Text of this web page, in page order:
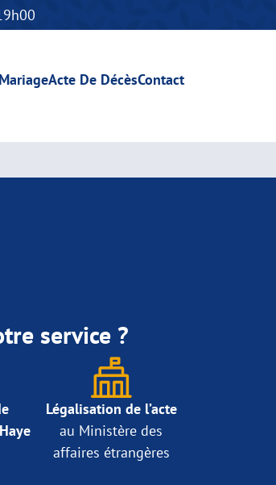
Acte De DécèsContact
service ?
Légalisation de l’acte
au Ministère des
affaires étrangères